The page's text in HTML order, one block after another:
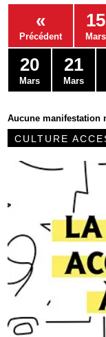
Services
Contacts
«
Précédent
15
Mars
20
Mars
21
Mars
Aucune manifestation
CULTURE